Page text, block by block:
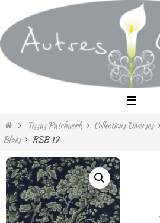
vers
le
contenu
HomeTissus Patchwork Collections Diverses
Blues
RSB 19